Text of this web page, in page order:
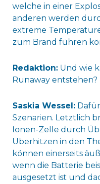
welche in einer
anderen werden
extreme
zum Brand führen
Redaktion:Und wie
Runaway entstehen?
Saskia Wessel:Dafür
Szenarien. Letztlich
Ionen-Zelle durch
Überhitzen in den
können einerseits
wenn die Batterie
ausgesetzt ist und